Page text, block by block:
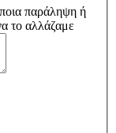
παράληψη ή
το αλλάζαμε